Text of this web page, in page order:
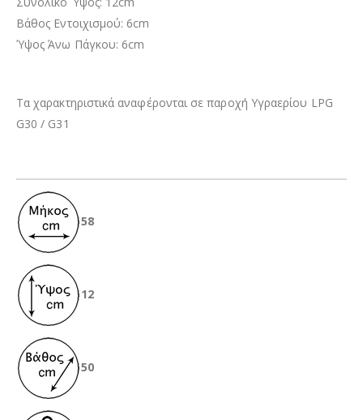
Βάθος Εντοιχισμού: 6cm
Ύψος Άνω Πάγκου: 6cm
Τα χαρακτηριστικά αναφέρονται σε παροχή Υγραερίου LPG
G30 / G31
58
12
50